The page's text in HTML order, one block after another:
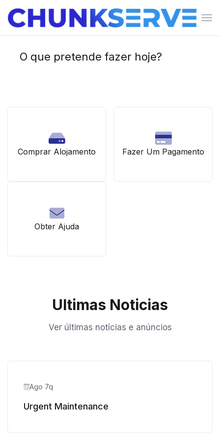
O que pretende fazer hoje?
Comprar Alojamento Fazer Um Pagamento
Obter Ajuda
Ultimas Noticias
Ver últimas notícias e anúncios
Ago 7q
Urgent Maintenance